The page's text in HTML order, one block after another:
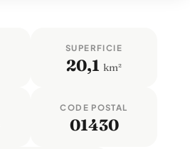
SUPERFICIE
20,1 km²
CODE POSTAL
01430